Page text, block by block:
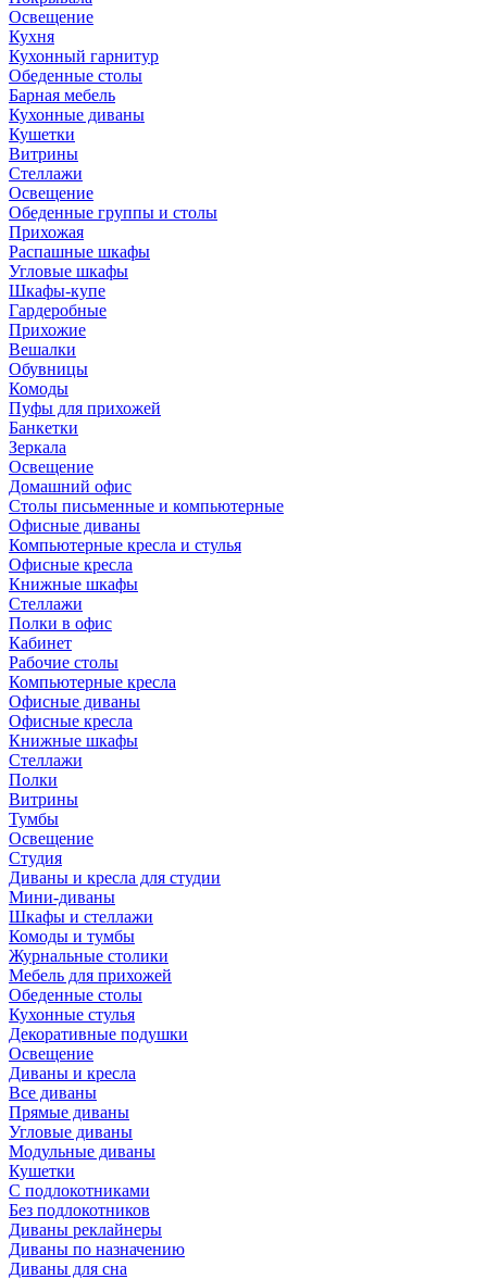
Освещение
Кухня
Кухонный гарнитур
Обеденные столы
Барная мебель
Кухонные диваны
Кушетки
Витрины
Стеллажи
Освещение
Обеденные группы и столы
Прихожая
Распашные шкафы
Угловые шкафы
Шкафы-купе
Гардеробные
Прихожие
Вешалки
Обувницы
Комоды
Пуфы для прихожей
Банкетки
Зеркала
Освещение
Домашний офис
Столы письменные и компьютерные
Офисные диваны
Компьютерные кресла и стулья
Офисные кресла
Книжные шкафы
Стеллажи
Полки в офис
Кабинет
Рабочие столы
Компьютерные кресла
Офисные диваны
Офисные кресла
Книжные шкафы
Стеллажи
Полки
Витрины
Тумбы
Освещение
Студия
Диваны и кресла для студии
Мини-диваны
Шкафы и стеллажи
Комоды и тумбы
Журнальные столики
Мебель для прихожей
Обеденные столы
Кухонные стулья
Декоративные подушки
Освещение
Диваны и кресла
Все диваны
Прямые диваны
Угловые диваны
Модульные диваны
Кушетки
С подлокотниками
Без подлокотников
Диваны реклайнеры
Диваны по назначению
Диваны для сна